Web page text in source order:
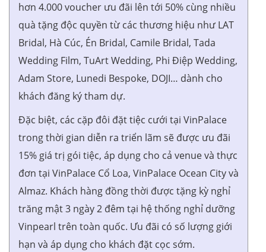
hơn 4.000 voucher ưu đãi lên tới 50% cùng nhiều
quà tặng độc quyền từ các thương hiệu như LAT
Bridal, Hà Cúc, Én Bridal, Camile Bridal, Tada
Wedding Film, TuArt Wedding, Phi Điệp Wedding,
Adam Store, Lunedi Bespoke, DOJI… dành cho
khách đăng ký tham dự.
Đặc biệt, các cặp đôi đặt tiệc cưới tại VinPalace
trong thời gian diễn ra triển lãm sẽ được ưu đãi
15% giá trị gói tiệc, áp dụng cho cả venue và thực
đơn tại VinPalace Cổ Loa, VinPalace Ocean City và
Almaz. Khách hàng đồng thời được tặng kỳ nghỉ
trăng mật 3 ngày 2 đêm tại hệ thống nghỉ dưỡng
Vinpearl trên toàn quốc. Ưu đãi có số lượng giới
hạn và áp dụng cho khách đặt cọc sớm.